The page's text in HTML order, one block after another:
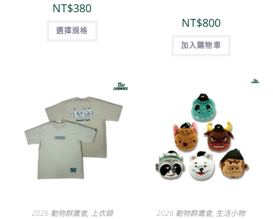
NT$380
選擇規格
NT$800
加入購物車
2026 動物群鷹會, 上衣類 2026 動物群鷹會, 生活小物